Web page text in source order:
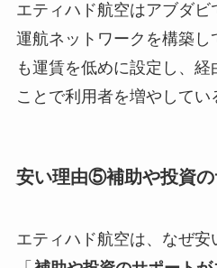
エティハド航空はアブダ
運航ネットワークを構築し
も運賃を低めに設定し、
ことで利用者を増やしてい
安い理由⑤補助や投資の
エティハド航空は、なぜ